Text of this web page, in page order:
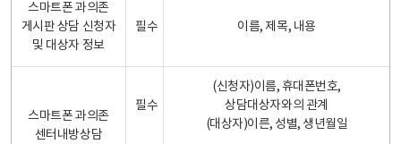
스마트폰 과의존
게시판 상담 신청자
및 대상자 정보
필수 이름, 제목, 내용
스마트폰 과의존
센터내방상담
필수
(신청자)이름, 휴대폰번호,
상담대상자와의 관계
(대상자)이른, 성별, 생년월일